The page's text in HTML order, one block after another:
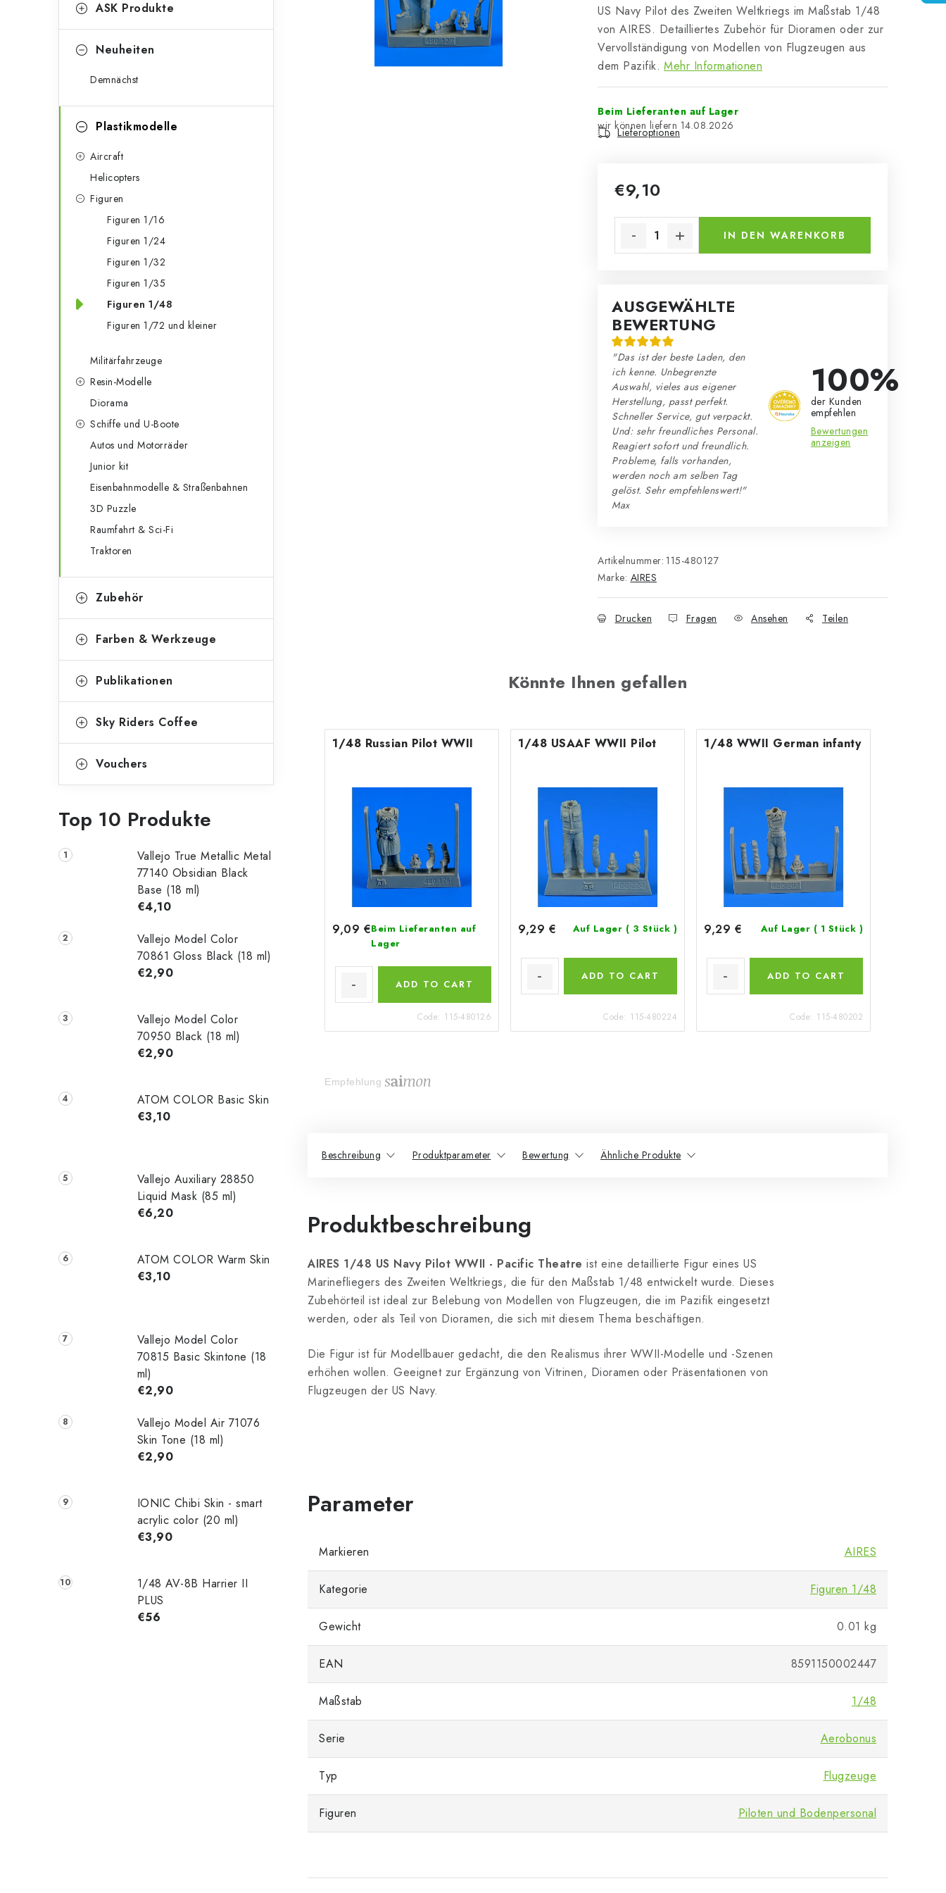
e
e
o
e
ASK Produkte
Neuheiten
Demnächst
Plastikmodelle
Aircraft
Helicopters
Figuren
Figuren 1/16
Figuren 1/24
Figuren 1/32
Figuren 1/35
Figuren 1/48
Figuren 1/72 und kleiner
Militärfahrzeuge
Resin-Modelle
Diorama
Schiffe und U-Boote
Autos und Motorräder
Junior kit
Eisenbahnmodelle & Straßenbahnen
3D Puzzle
Raumfahrt & Sci-Fi
Traktoren
Zubehör
Farben & Werkzeuge
Publikationen
Sky Riders Coffee
Vouchers
Top 10 Produkte
Vallejo True Metallic Metal
77140 Obsidian Black
Base (18 ml)
€4,10
Vallejo Model Color
70861 Gloss Black (18 ml)
€2,90
Vallejo Model Color
70950 Black (18 ml)
€2,90
ATOM COLOR Basic Skin
€3,10
Vallejo Auxiliary 28850
Liquid Mask (85 ml)
€6,20
ATOM COLOR Warm Skin
€3,10
Vallejo Model Color
70815 Basic Skintone (18
ml)
€2,90
Vallejo Model Air 71076
Skin Tone (18 ml)
€2,90
IONIC Chibi Skin - smart
acrylic color (20 ml)
€3,90
1/48 AV-8B Harrier II
PLUS
€56
US Navy Pilot des Zweiten Weltkriegs im Maßstab 1/48
von AIRES. Detailliertes Zubehör für Dioramen oder zur
Vervollständigung von Modellen von Flugzeugen aus
dem Pazifik. Mehr Informationen
Beim Lieferanten auf Lager
14.08.2026
Lieferoptionen
€9,10
IN DEN WARENKORB
AUSGEWÄHLTE
BEWERTUNG
"Das ist der beste Laden, den
ich kenne. Unbegrenzte
Auswahl, vieles aus eigener
Herstellung, passt perfekt.
Schneller Service, gut verpackt.
Und: sehr freundliches Personal.
Reagiert sofort und freundlich.
Probleme, falls vorhanden,
werden noch am selben Tag
gelöst. Sehr empfehlenswert!"
Max
100%
der Kunden
empfehlen
Bewertungen
anzeigen
Artikelnummer: 115-480127
Marke: AIRES
Drucken Fragen Ansehen Teilen
Könnte Ihnen gefallen
1/48 Russian Pilot WWII
9,09 €Beim Lieferanten auf
Lager
ADD TO CART
Code: 115-480126
1/48 USAAF WWII Pilot
9,29 € Auf Lager ( 3 Stück )
ADD TO CART
Code: 115-480224
1/48 WWII German infanty
9,29 € Auf Lager ( 1 Stück )
ADD TO CART
Code: 115-480202
Empfehlung
Beschreibung Produktparameter Bewertung Ähnliche Produkte
Produktbeschreibung
AIRES 1/48 US Navy Pilot WWII - Pacific Theatre ist eine detaillierte Figur eines US
Marinefliegers des Zweiten Weltkriegs, die für den Maßstab 1/48 entwickelt wurde. Dieses
Zubehörteil ist ideal zur Belebung von Modellen von Flugzeugen, die im Pazifik eingesetzt
werden, oder als Teil von Dioramen, die sich mit diesem Thema beschäftigen.
Die Figur ist für Modellbauer gedacht, die den Realismus ihrer WWII-Modelle und -Szenen
erhöhen wollen. Geeignet zur Ergänzung von Vitrinen, Dioramen oder Präsentationen von
Flugzeugen der US Navy.
Markieren AIRES
Kategorie Figuren 1/48
Gewicht 0.01 kg
EAN 8591150002447
Maßstab 1/48
Serie Aerobonus
Typ Flugzeuge
Figuren Piloten und Bodenpersonal